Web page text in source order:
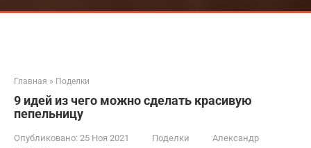
Главная » Поделки
9 идей из чего можно сделать красивую
пепельницу
Опубликовано: 25 Ноя 2021 Поделки
Александр